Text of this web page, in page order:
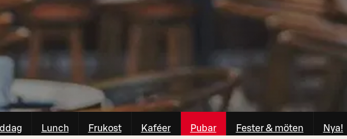
Lunch Frukost Kaféer Pubar Fester & möten Nya!